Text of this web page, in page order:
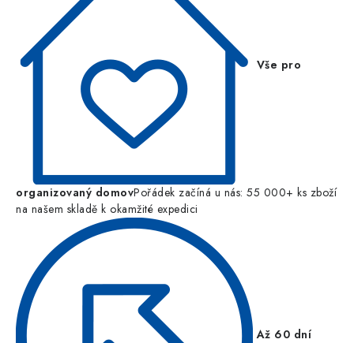
Vše pro
organizovaný domovPořádek začíná u nás: 55 000+ ks zboží
na našem skladě k okamžité expedici
Až 60 dní